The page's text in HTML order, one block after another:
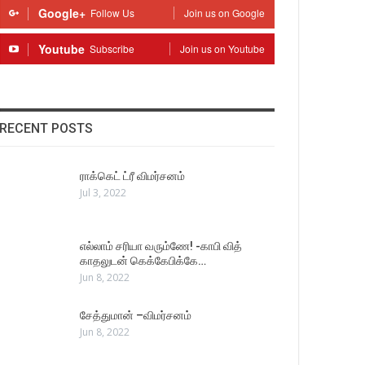
Google+ Follow Us Join us on Google
Youtube Subscribe Join us on Youtube
RECENT POSTS
ராக்கெட் ட்ரீ விமர்சனம்
Jul 3, 2022
எல்லாம் சரியா வரும்ணே! -காபி வித்
காதலுடன் கெக்கேபிக்கே…
Jun 8, 2022
சேத்துமான் –விமர்சனம்
Jun 8, 2022